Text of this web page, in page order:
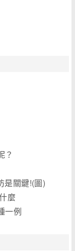
？
是關鍵!(圖)
麼
一例